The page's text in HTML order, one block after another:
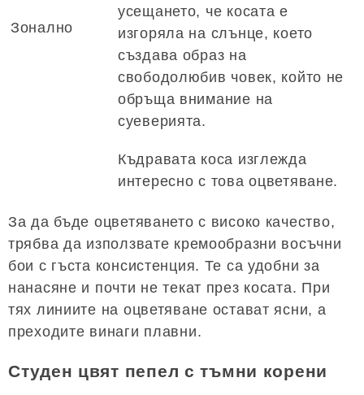
Зонално
усещането, че косата е
изгоряла на слънце, което
създава образ на
свободолюбив човек, който не
обръща внимание на
суеверията.
Къдравата коса изглежда
интересно с това оцветяване.
За да бъде оцветяването с високо качество,
трябва да използвате кремообразни восъчни
бои с гъста консистенция. Те са удобни за
нанасяне и почти не текат през косата. При
тях линиите на оцветяване остават ясни, а
преходите винаги плавни.
Студен цвят пепел с тъмни корени